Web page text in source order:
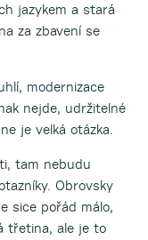
jazykem a stará
za zbavení se
modernizace
nejde, udržitelné
je velká otázka.
tam nebudu
Obrovsky
sice pořád málo,
třetina, ale je to